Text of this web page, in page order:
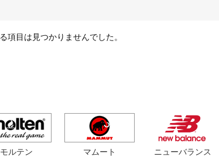
項目は見つかりませんでした。
モルテン マムート ニューバランス